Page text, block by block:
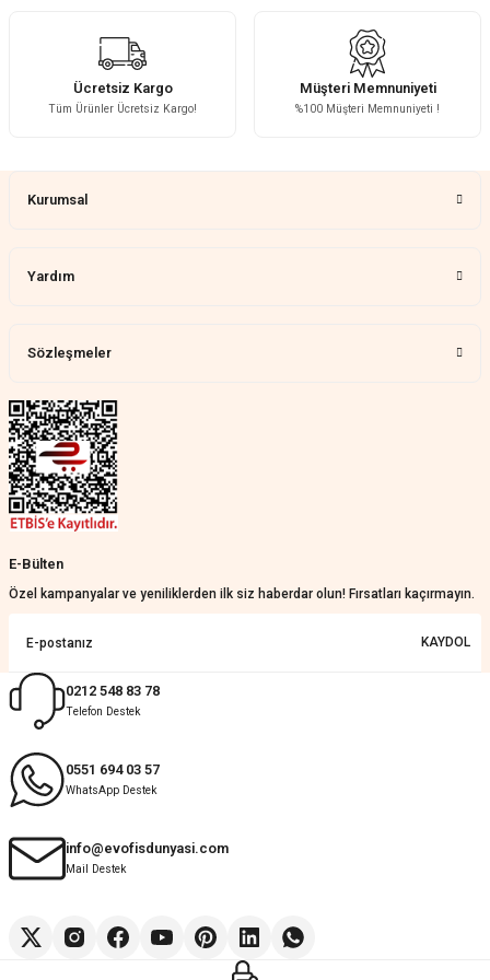
kurulumu basit, sağlam
H... A... | 31/07/2026
verirler, çok yardım ederler.
Teslim çok çabuk geldi. Montaj çok
Nathalie Prevost | 22/07/2026
Çok ilgililerdi
Merve Özen | 17/07/2026
KeRiM BeRBeR | 16/07/2026
Sorunsuz ve güvenilir
Muhammed Adsiz | 14/07/2026
Kolay
G... K... | 14/07/2026
Ücretsiz Kargo
Tüm Ürünler Ücretsiz Kargo!
Müşteri Memnuniyeti
%100 Müşteri Memnuniyeti !
Kurumsal
Yardım
Sözleşmeler
E-Bülten
Özel kampanyalar ve yeniliklerden ilk siz haberdar olun! Fırsatları kaçırmayın.
KAYDOL
0212 548 83 78
Telefon Destek
0551 694 03 57
WhatsApp Destek
info@evofisdunyasi.com
Mail Destek